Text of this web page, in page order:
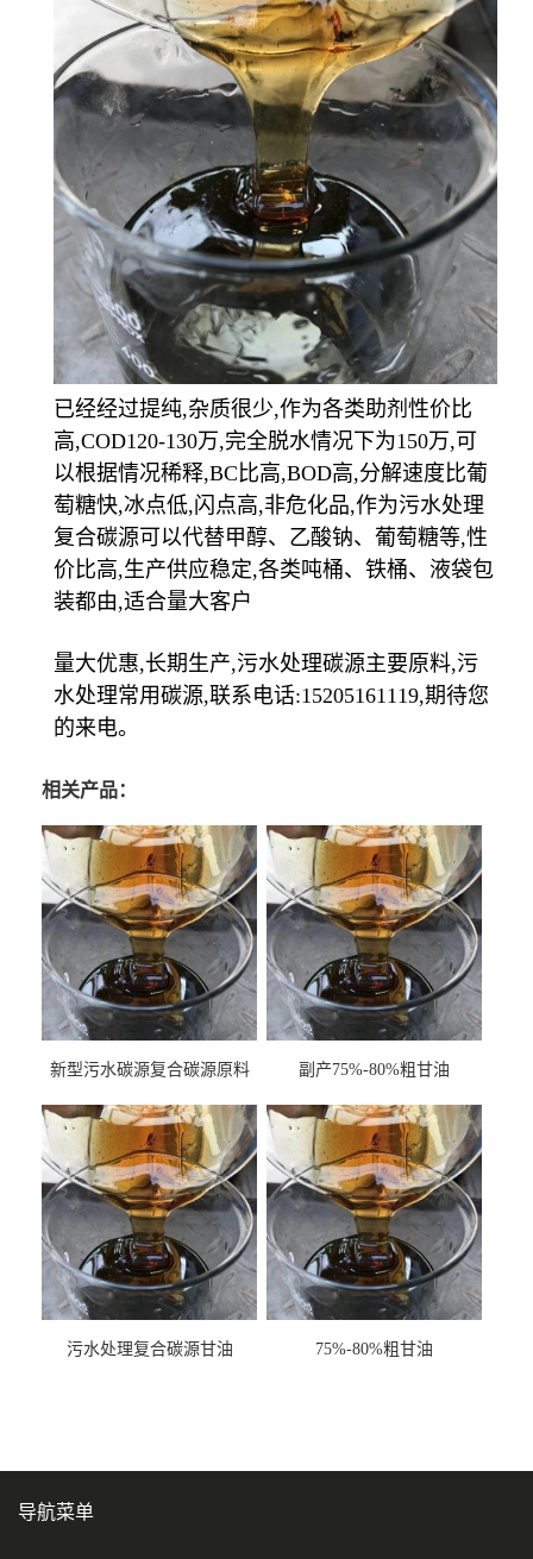
已经经过提纯,杂质很少,作为各类助剂性价比
高,COD120-130万,完全脱水情况下为150万,可
以根据情况稀释,BC比高,BOD高,分解速度比葡
萄糖快,冰点低,闪点高,非危化品,作为污水处理
复合碳源可以代替甲醇、乙酸钠、葡萄糖等,性
价比高,生产供应稳定,各类吨桶、铁桶、液袋包
装都由,适合量大客户
量大优惠,长期生产,污水处理碳源主要原料,污
水处理常用碳源,联系电话:15205161119,期待您
的来电。
相关产品：
新型污水碳源复合碳源原料
副产75%-80%粗甘油
污水处理复合碳源甘油
75%-80%粗甘油
导航菜单